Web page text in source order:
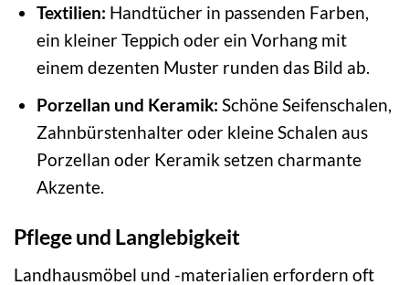
Textilien: Handtücher in passenden Farben,
ein kleiner Teppich oder ein Vorhang mit
einem dezenten Muster runden das Bild ab.
Porzellan und Keramik: Schöne Seifenschalen,
Zahnbürstenhalter oder kleine Schalen aus
Porzellan oder Keramik setzen charmante
Akzente.
Pflege und Langlebigkeit
Landhausmöbel und -materialien erfordern oft